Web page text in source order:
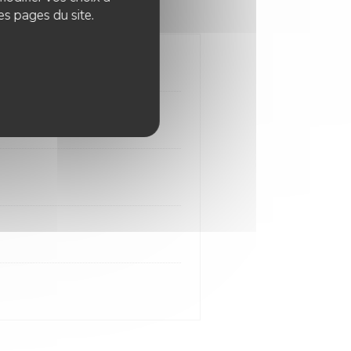
pages du site.